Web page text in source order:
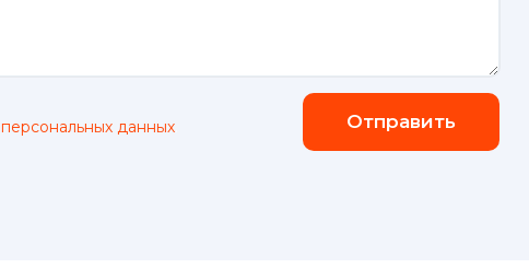
персональных данных Отправить